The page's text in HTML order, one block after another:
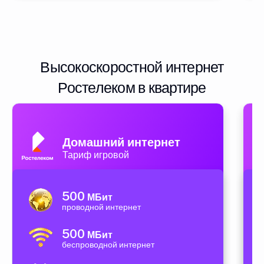
Высокоскоростной интернет
Ростелеком в квартире
Домашний интернет
Тариф игровой
500 МБит
проводной интернет
500 МБит
беспроводной интернет